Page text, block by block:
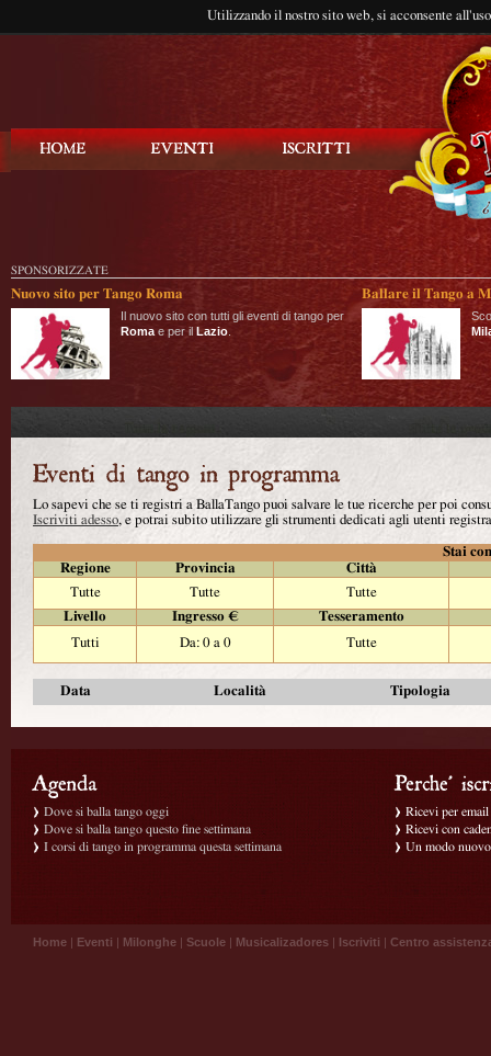
Utilizzando il nostro sito web, si acconsente
SPONSORIZZATE
Nuovo sito per Tango Roma
Il nuovo sito con tutti gli eventi di tango per
Roma e per il Lazio
Ballare il Tango a
Lo sapevi che se ti registri a BallaTango puoi salvare le tue ricerche per poi
Iscriviti adesso, e potrai subito utilizzare gli strumenti dedicati agli utenti
Stai
Regione
Provincia
Città
Tutte
Tutte
Tutte
Livello
Ingresso €
Tesseramento
Tutti
Da: 0 a 0 Tutte
Data Località Tipologia
Dove si balla tango oggi
Dove si balla tango questo fine settimana
I corsi di tango in programma questa settimana
Ricevi per
Ricevi con
Un modo
Home | Eventi | Milonghe | Scuole | Musicalizadores | Iscriviti | Centro